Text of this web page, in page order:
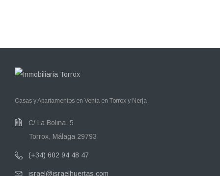
Casas y Apartamentos en Venta en Torrox y Nerja
C/ La Bolina, 5
Torrox, Málaga 29793
(+34) 602 94 48 47
israel@israelhuertas.com